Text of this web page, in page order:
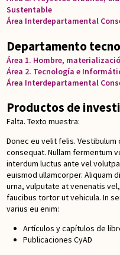
Sustentable
Área Interdepartamental
Departamento
Área 1. Hombre,
Área 2. Tecnología e
Área Interdepartamental
Productos de
Falta. Texto muestra:
Donec eu velit felis.
consequat. Nullam fermentum
interdum luctus ante vel
euismod ullamcorper. Aliquam
urna, vulputate at venenatis
faucibus tortor ut vehicula. In
varius eu enim:
Artículos y capítulos de
Publicaciones CyAD